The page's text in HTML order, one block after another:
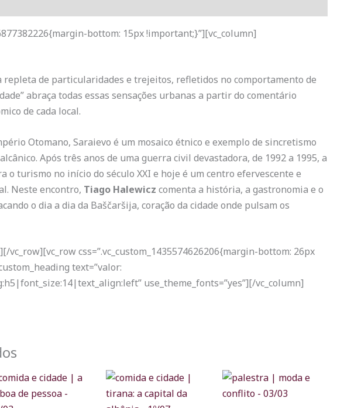
bottom: 15px !important;}”][vc_column]
repleta de particularidades e trejeitos, refletidos no comportamento de
abraça todas essas sensações urbanas a partir do comentário
de cada local.
Otomano, Saraievo é um mosaico étnico e exemplo de sincretismo
Após três anos de uma guerra civil devastadora, de 1992 a 1995, a
o turismo no início do século XXI e hoje é um centro efervescente e
Neste encontro, Tiago Halewicz comenta a história, a gastronomia e o
o dia a dia da Baščaršija, coração da cidade onde pulsam os
vc_row][vc_row css=”.vc_custom_1435574626206{margin-bottom: 26px
text=”valor:
use_theme_fonts=”yes”][/vc_column]